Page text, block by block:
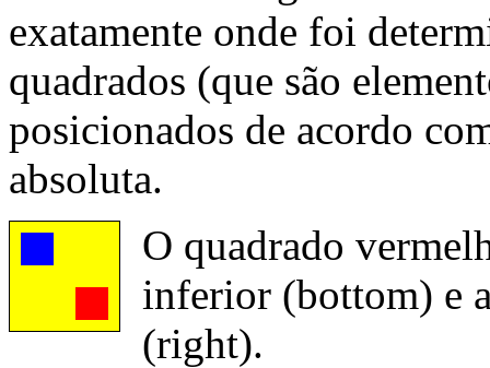
exatamente onde foi
quadrados (que são
posicionados de acordo
absoluta.
O quadrado
inferior (bottom) e
(right).